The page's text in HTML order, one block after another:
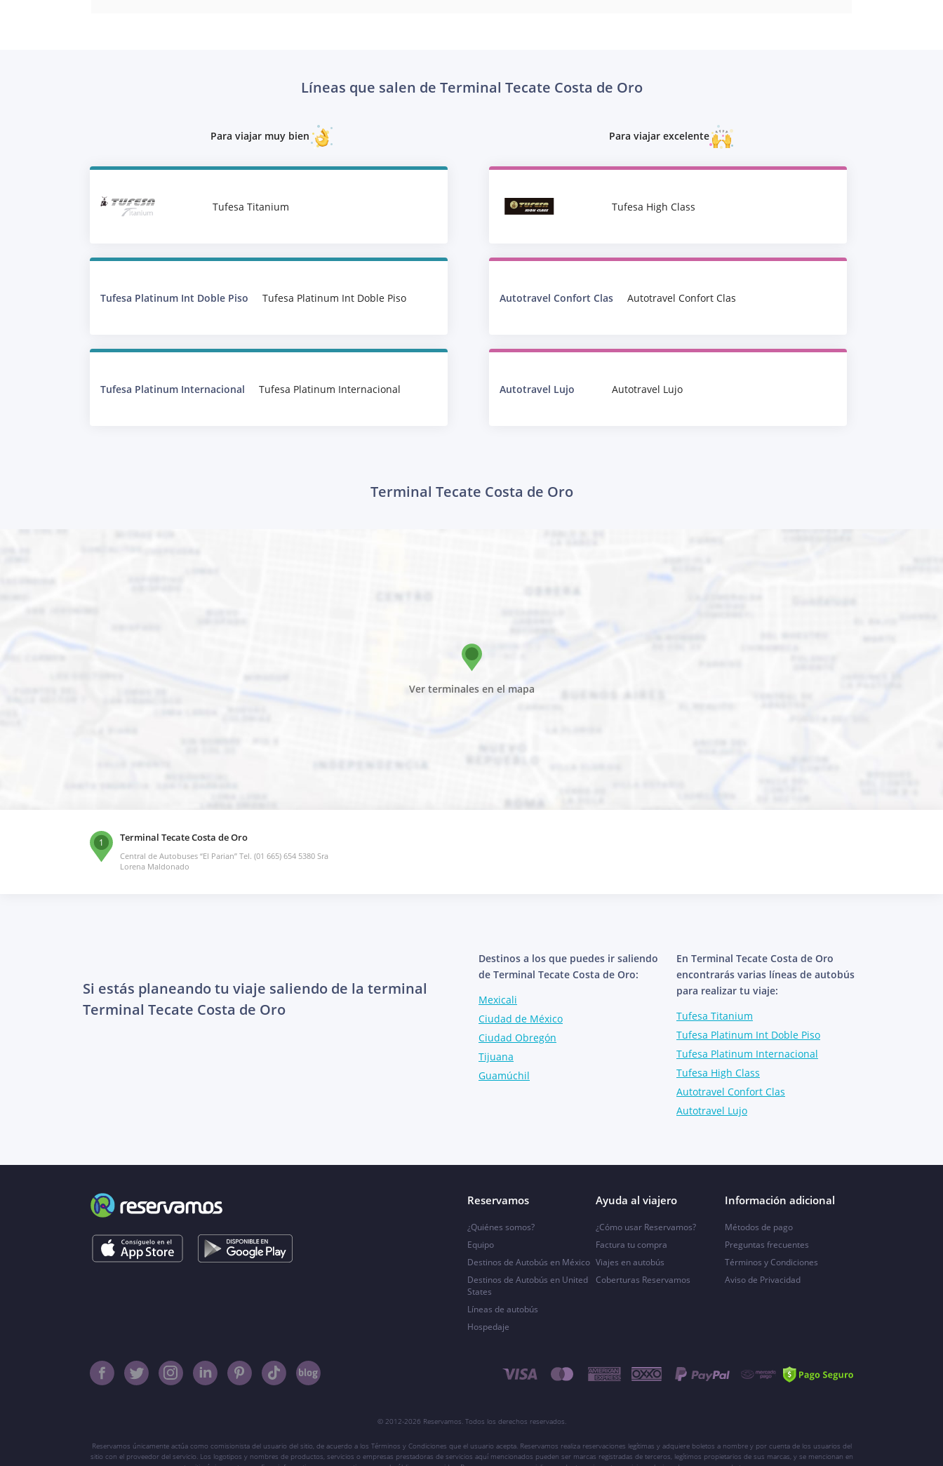
Líneas que salen de Terminal Tecate Costa de Oro
Para viajar muy bien
Tufesa Titanium
Tufesa Platinum Int Doble Piso Tufesa Platinum Int Doble Piso
Tufesa Platinum Internacional Tufesa Platinum Internacional
Para viajar excelente
Tufesa High Class
Autotravel Confort Clas Autotravel Confort Clas
Autotravel Lujo Autotravel Lujo
Terminal Tecate Costa de Oro
Ver terminales en el mapa
1 Terminal Tecate Costa de Oro
Central de Autobuses “El Parian” Tel. (01 665) 654 5380 Sra
Lorena Maldonado
Si estás planeando tu viaje saliendo de la terminal
Terminal Tecate Costa de Oro
Destinos a los que puedes ir saliendo
de Terminal Tecate Costa de Oro:
Mexicali
Ciudad de México
Ciudad Obregón
Tijuana
Guamúchil
En Terminal Tecate Costa de Oro
encontrarás varias líneas de autobús
para realizar tu viaje:
Tufesa Titanium
Tufesa Platinum Int Doble Piso
Tufesa Platinum Internacional
Tufesa High Class
Autotravel Confort Clas
Autotravel Lujo
Reservamos
¿Quiénes somos?
Equipo
Destinos de Autobús en México
Destinos de Autobús en United
States
Líneas de autobús
Hospedaje
Ayuda al viajero
¿Cómo usar Reservamos?
Factura tu compra
Viajes en autobús
Coberturas Reservamos
Información adicional
Métodos de pago
Preguntas frecuentes
Términos y Condiciones
Aviso de Privacidad
© 2012-2026 Reservamos. Todos los derechos reservados.
Reservamos únicamente actúa como comisionista del usuario del sitio, de acuerdo a los Términos y Condiciones que el usuario acepta. Reservamos realiza reservaciones legítimas y adquiere boletos a nombre y por cuenta de los usuarios del
sitio con el proveedor del servicio. Los logotipos y nombres de productos, servicios o empresas prestadoras de servicios aquí mencionados pueden ser marcas registradas de terceros, legítimos propietarios de sus marcas, y se mencionan en